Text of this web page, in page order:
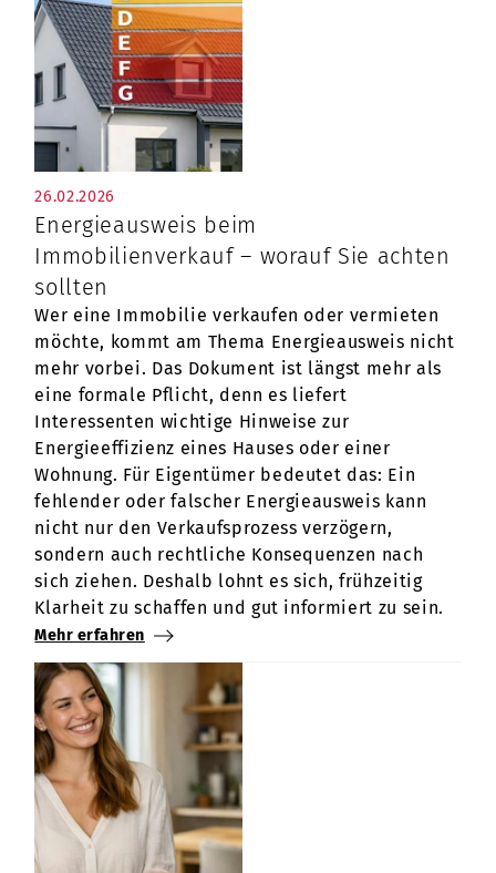
26.02.2026
Energieausweis beim
Immobilienverkauf – worauf Sie achten
sollten
Wer eine Immobilie verkaufen oder vermieten
möchte, kommt am Thema Energieausweis nicht
mehr vorbei. Das Dokument ist längst mehr als
eine formale Pflicht, denn es liefert
Interessenten wichtige Hinweise zur
Energieeffizienz eines Hauses oder einer
Wohnung. Für Eigentümer bedeutet das: Ein
fehlender oder falscher Energieausweis kann
nicht nur den Verkaufsprozess verzögern,
sondern auch rechtliche Konsequenzen nach
sich ziehen. Deshalb lohnt es sich, frühzeitig
Klarheit zu schaffen und gut informiert zu sein.
Mehr erfahren